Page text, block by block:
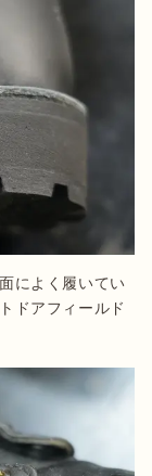
によく履いてい
ドアフィールド